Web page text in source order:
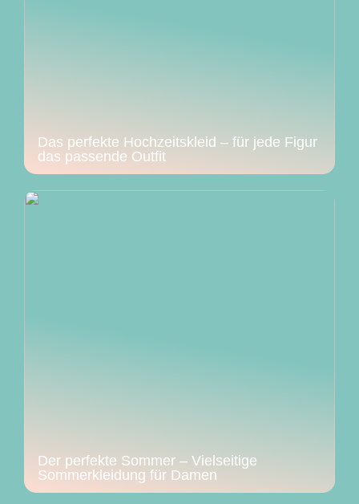
Das perfekte Hochzeitskleid – für jede Figur
das passende Outfit
Der perfekte Sommer – Vielseitige
Sommerkleidung für Damen